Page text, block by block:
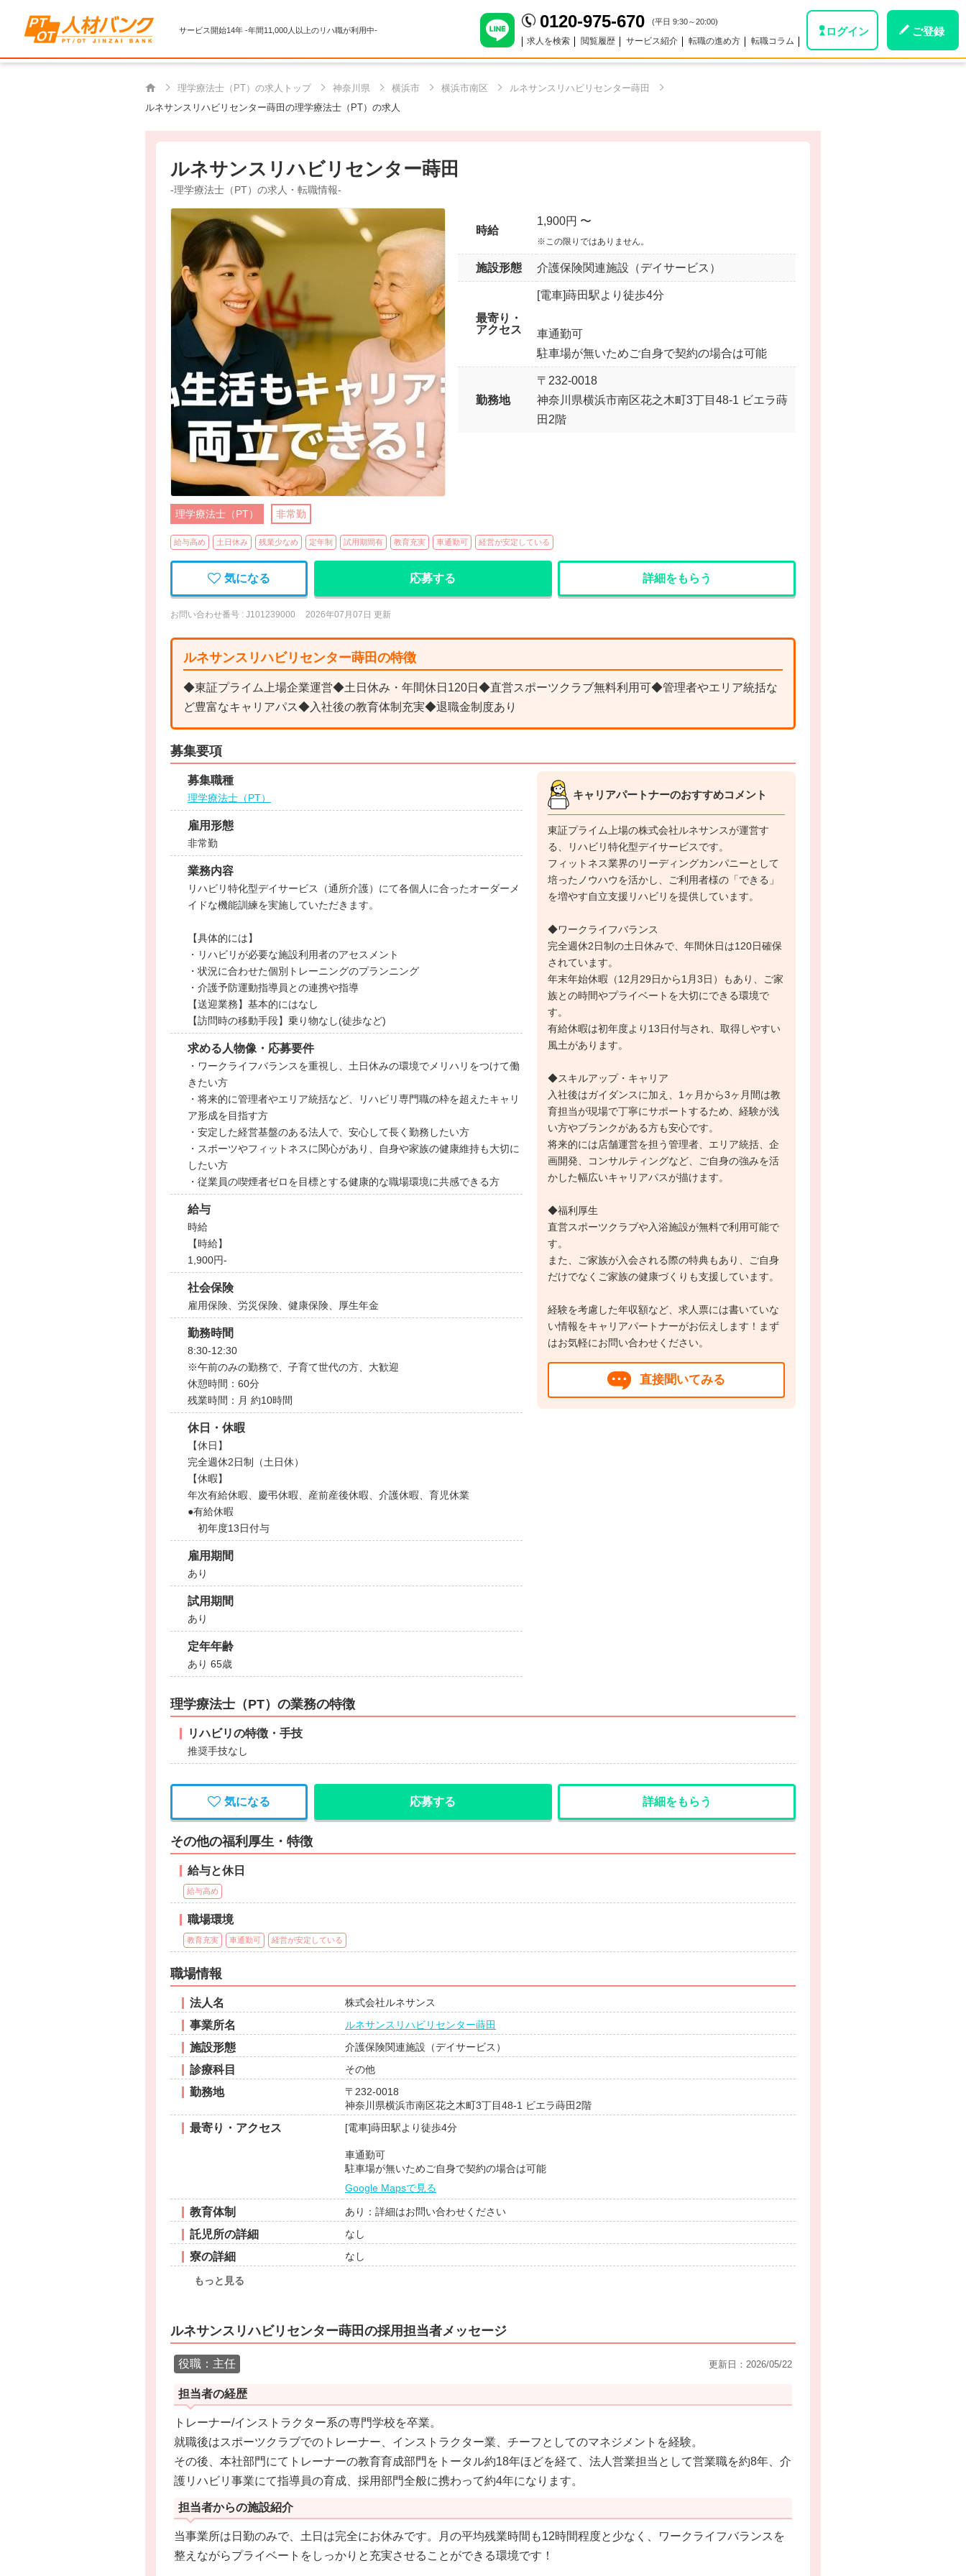
サービス開始14年 -年間11,000人以上のリハ職が利用中- 0120-975-670 (平日 9:30～20:00)
求人を検索 閲覧履歴 サービス紹介 転職の進め方 転職コラム
ログイン ご登録
理学療法士（PT）の求人トップ 神奈川県 横浜市 横浜市南区
ルネサンスリハビリセンター蒔田
ルネサンスリハビリセンター蒔田の理学療法士（PT）の求人
ルネサンスリハビリセンター蒔田
-理学療法士（PT）の求人・転職情報-
理学療法士（PT） 非常勤
時給
1,900円 〜
※この限りではありません。
施設形態 介護保険関連施設（デイサービス）
最寄り・
アクセス
[電車]蒔田駅より徒歩4分
車通勤可
駐車場が無いためご自身で契約の場合は可能
勤務地
〒232-0018
神奈川県横浜市南区花之木町3丁目48-1 ビエラ蒔
田2階
給与高め 土日休み 残業少なめ 定年制 試用期間有 教育充実 車通勤可 経営が安定している
気になる 応募する 詳細をもらう
お問い合わせ番号 : J101239000 2026年07月07日 更新
ルネサンスリハビリセンター蒔田の特徴
◆東証プライム上場企業運営◆土日休み・年間休日120日◆直営スポーツクラブ無料利用可◆管理者やエリア統括な
ど豊富なキャリアパス◆入社後の教育体制充実◆退職金制度あり
募集要項
募集職種
理学療法士（PT）
雇用形態
非常勤
業務内容
リハビリ特化型デイサービス（通所介護）にて各個人に合ったオーダーメ
イドな機能訓練を実施していただきます。
【具体的には】
・リハビリが必要な施設利用者のアセスメント
・状況に合わせた個別トレーニングのプランニング
・介護予防運動指導員との連携や指導
【送迎業務】基本的にはなし
【訪問時の移動手段】乗り物なし(徒歩など)
求める人物像・応募要件
・ワークライフバランスを重視し、土日休みの環境でメリハリをつけて働
きたい方
・将来的に管理者やエリア統括など、リハビリ専門職の枠を超えたキャリ
ア形成を目指す方
・安定した経営基盤のある法人で、安心して長く勤務したい方
・スポーツやフィットネスに関心があり、自身や家族の健康維持も大切に
したい方
・従業員の喫煙者ゼロを目標とする健康的な職場環境に共感できる方
給与
時給
【時給】
1,900円-
社会保険
雇用保険、労災保険、健康保険、厚生年金
勤務時間
8:30-12:30
※午前のみの勤務で、子育て世代の方、大歓迎
休憩時間：60分
残業時間：月 約10時間
休日・休暇
【休日】
完全週休2日制（土日休）
【休暇】
年次有給休暇、慶弔休暇、産前産後休暇、介護休暇、育児休業
●有給休暇
初年度13日付与
雇用期間
あり
試用期間
あり
定年年齢
あり 65歳
キャリアパートナーのおすすめコメント
東証プライム上場の株式会社ルネサンスが運営す
る、リハビリ特化型デイサービスです。
フィットネス業界のリーディングカンパニーとして
培ったノウハウを活かし、ご利用者様の「できる」
を増やす自立支援リハビリを提供しています。
◆ワークライフバランス
完全週休2日制の土日休みで、年間休日は120日確保
されています。
年末年始休暇（12月29日から1月3日）もあり、ご家
族との時間やプライベートを大切にできる環境で
す。
有給休暇は初年度より13日付与され、取得しやすい
風土があります。
◆スキルアップ・キャリア
入社後はガイダンスに加え、1ヶ月から3ヶ月間は教
育担当が現場で丁寧にサポートするため、経験が浅
い方やブランクがある方も安心です。
将来的には店舗運営を担う管理者、エリア統括、企
画開発、コンサルティングなど、ご自身の強みを活
かした幅広いキャリアパスが描けます。
◆福利厚生
直営スポーツクラブや入浴施設が無料で利用可能で
す。
また、ご家族が入会される際の特典もあり、ご自身
だけでなくご家族の健康づくりも支援しています。
経験を考慮した年収額など、求人票には書いていな
い情報をキャリアパートナーがお伝えします！まず
はお気軽にお問い合わせください。
直接聞いてみる
理学療法士（PT）の業務の特徴
リハビリの特徴・手技
推奨手技なし
気になる 応募する 詳細をもらう
その他の福利厚生・特徴
給与と休日
給与高め
職場環境
教育充実 車通勤可 経営が安定している
職場情報
法人名 株式会社ルネサンス
事業所名 ルネサンスリハビリセンター蒔田
施設形態 介護保険関連施設（デイサービス）
診療科目 その他
勤務地
〒232-0018
神奈川県横浜市南区花之木町3丁目48-1 ビエラ蒔田2階
最寄り・アクセス [電車]蒔田駅より徒歩4分
車通勤可
駐車場が無いためご自身で契約の場合は可能
Google Mapsで見る
教育体制 あり：詳細はお問い合わせください
託児所の詳細 なし
寮の詳細 なし
もっと見る
ルネサンスリハビリセンター蒔田の採用担当者メッセージ
役職：主任 更新日：2026/05/22
担当者の経歴
トレーナー/インストラクター系の専門学校を卒業。
就職後はスポーツクラブでのトレーナー、インストラクター業、チーフとしてのマネジメントを経験。
その後、本社部門にてトレーナーの教育育成部門をトータル約18年ほどを経て、法人営業担当として営業職を約8年、介
護リハビリ事業にて指導員の育成、採用部門全般に携わって約4年になります。
担当者からの施設紹介
当事業所は日勤のみで、土日は完全にお休みです。月の平均残業時間も12時間程度と少なく、ワークライフバランスを
整えながらプライベートをしっかりと充実させることができる環境です！